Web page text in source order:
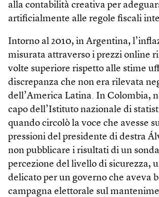
alla contabilità creativa per
artificialmente alle regole fiscali
Intorno al 2010, in Argentina,
misurata attraverso i prezzi online
volte superiore rispetto alle stime
discrepanza che non era rilevata
dell’America Latina. In Colombia,
capo dell’Istituto nazionale di
quando circolò la voce che avesse
pressioni del presidente di destra
non pubblicare i risultati di un
percezione del livello di sicurezza,
delicato per un governo che aveva
campagna elettorale sul